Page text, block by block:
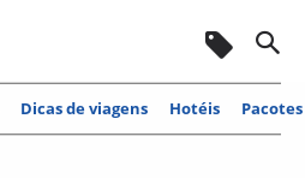
Dicas de viagens Hotéis Pacotes